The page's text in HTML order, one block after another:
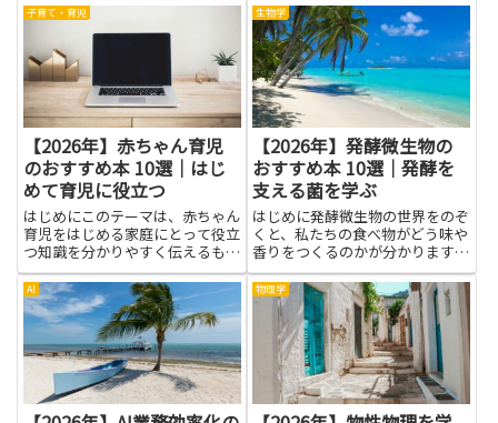
識や市場の特徴、業種ごとの成長
要因を本で体系的に学べば、ニュ
ースや個別企業の情報の読み方が
変わります。用語や取引ルー
ル、...
けることが近道です。この記事で
は、難しい用語を避け、身近な例
で理解を深められる本の考え方...
子育て・育児
【2026年】赤ちゃん育児
のおすすめ本 10選｜はじ
めて育児に役立つ
はじめにこのテーマは、赤ちゃん
育児をはじめる家庭にとって役立
つ知識を分かりやすく伝えるもの
です。初めての育児では、眠さや
不安、日々のケアのコツなどが混
ざりがちです。本を読むと、基本
の育児の流れや、赤ちゃんの表情
の読み方、安心して過ごす工夫
が...
生物学
【2026年】発酵微生物の
おすすめ本 10選｜発酵を
支える菌を学ぶ
はじめに発酵微生物の世界をのぞ
くと、私たちの食べ物がどう味や
香りをつくるのかが分かります。
発影を支える菌を学ぶと、身近な
発酵食品がどうできているのかが
見えてきます。安全な取り扱い方
も自然に身につくので、台所での
実験や料理のときに役立ちま
す。...
AI 物理学